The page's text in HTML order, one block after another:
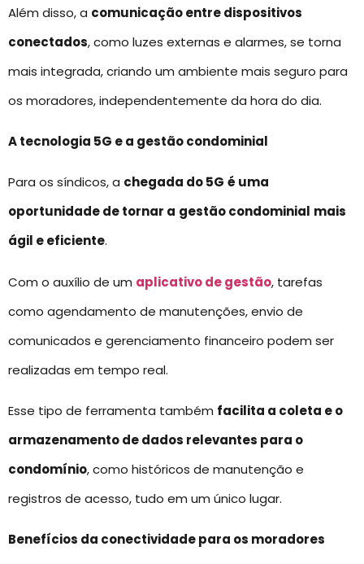
Além disso, a comunicação entre dispositivos
conectados, como luzes externas e alarmes, se torna
mais integrada, criando um ambiente mais seguro para
os moradores, independentemente da hora do dia.
A tecnologia 5G e a gestão condominial
Para os síndicos, a chegada do 5G é uma
oportunidade de tornar a gestão condominial mais
ágil e eficiente.
Com o auxílio de um aplicativo de gestão, tarefas
como agendamento de manutenções, envio de
comunicados e gerenciamento financeiro podem ser
realizadas em tempo real.
Esse tipo de ferramenta também facilita a coleta e o
armazenamento de dados relevantes para o
condomínio, como históricos de manutenção e
registros de acesso, tudo em um único lugar.
Benefícios da conectividade para os moradores